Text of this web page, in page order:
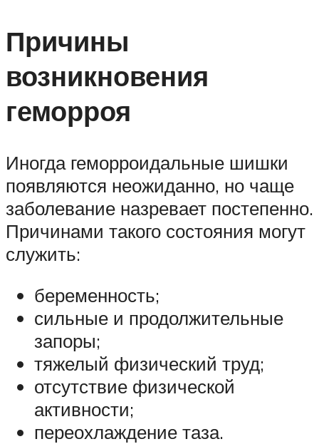
Причины
возникновения
геморроя
Иногда геморроидальные шишки
появляются неожиданно, но чаще
заболевание назревает постепенно.
Причинами такого состояния могут
служить:
беременность;
сильные и продолжительные
запоры;
тяжелый физический труд;
отсутствие физической
активности;
переохлаждение таза.